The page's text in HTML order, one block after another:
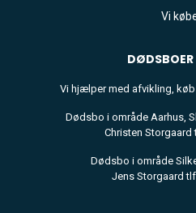
Vi
DØDSBOER
Vi hjælper med afvikling,
Dødsbo i område Aarhus,
Christen Storgaard
Dødsbo i område
Jens Storgaard tlf